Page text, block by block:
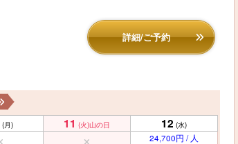
詳細/ご予約
(月) 11 (火)山の日 12 (水)
24,700円 / 人